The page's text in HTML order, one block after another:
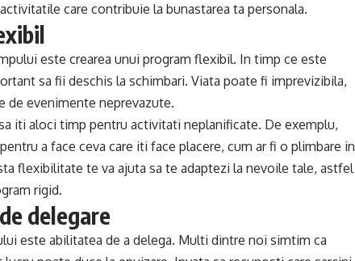
care contribuie la bunastarea ta personala.
este crearea unui program flexibil. In timp ce este
sa fii deschis la schimbari. Viata poate fi imprevizibila,
de evenimente neprevazute.
iti aloci timp pentru activitati neplanificate. De exemplu,
a face ceva care iti face placere, cum ar fi o plimbare in
flexibilitate te va ajuta sa te adaptezi la nevoile tale, astfel
rigid.
delegare
este abilitatea de a delega. Multi dintre noi simtim ca